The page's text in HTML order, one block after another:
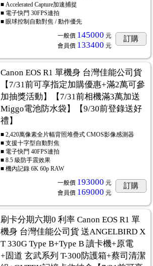
■ Accelerated Capture加速捕捉
■ 電子快門 30FPS連拍
■ 眼球控制自動對焦 / 動作優先
一般價 145000 元
會員價 133400 元
訂購
Canon EOS R1 單機身 台灣佳能公司貨
【7/31前可享指定加購優惠+滿2萬可參
加抽獎活動】【7/31前相機滿3萬加送
Miggo電池防水袋】【9/30前登錄送好
禮】
■ 2,420萬像素全片幅背照堆疊式 CMOS影像感測器
■ 支援十字型自動對焦
■ 電子快門 40FPS連拍
■ 8.5 級防手震效果
■ 機內記錄 6K 60p RAW
一般價 193000 元
會員價 169000 元
訂購
刷卡分期六期0 利率 Canon EOS R1 單
機身 台灣佳能公司貨 送ANGELBIRD X
T 330G Type B+Type B 讀卡機+原電
+固道 玄武系列 T-300防護箱+蔡司清潔